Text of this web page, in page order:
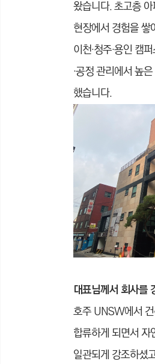
왔습니다. 초고층
현장에서 경험을
이천·청주·용인 캠
·공정 관리에서 높
했습니다.
대표님께서 회사를
호주 UNSW에서
합류하게 되면서
일관되게 강조하셨